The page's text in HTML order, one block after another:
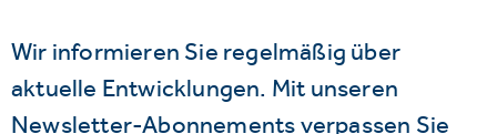
Wir informieren Sie regelmäßig über
aktuelle Entwicklungen. Mit unseren
Newsletter-Abonnements verpassen Sie